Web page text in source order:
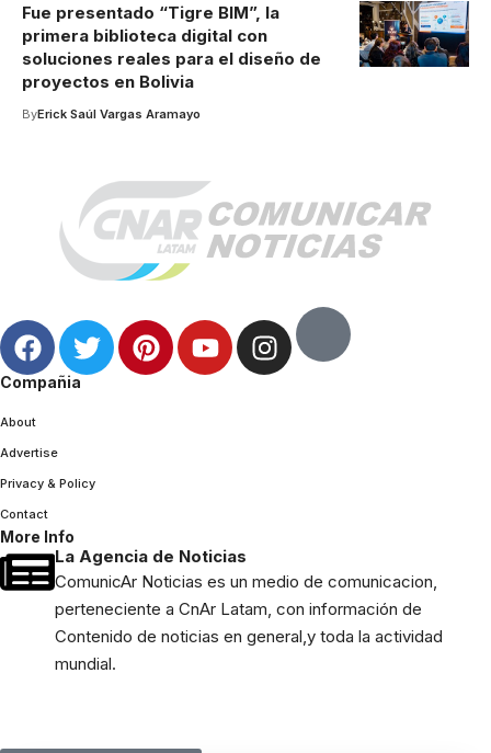
Fue presentado “Tigre BIM”, la
primera biblioteca digital con
soluciones reales para el diseño de
proyectos en Bolivia
ByErick Saúl Vargas Aramayo
Compañia
About
Advertise
Privacy & Policy
Contact
More Info
La Agencia de Noticias
ComunicAr Noticias es un medio de comunicacion,
perteneciente a CnAr Latam, con información de
Contenido de noticias en general,y toda la actividad
mundial.